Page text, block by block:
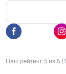
Наш рейтинг 5 из 5 (